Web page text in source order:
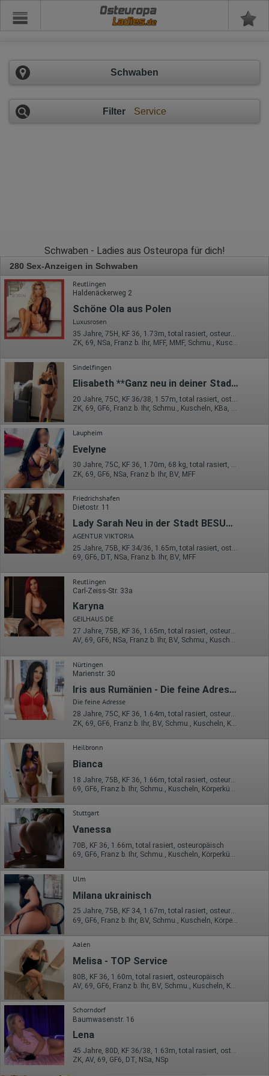
Osteuropa
Schwaben
Filter Service
Schwaben - Ladies aus Osteuropa für dich!
280 Sex-Anzeigen in Schwaben
Reutlingen
Haldenäckerweg 2
Schöne Ola aus Polen
Luxusrosen
35 Jahre, 75H, KF 36, 1.73m, total rasiert, osteuropäisch
ZK, 69, NSa, Franz b. Ihr, MFF, MMF, Schmu., Kuscheln
Sindelfingen
Elisabeth **Ganz neu in deiner Stadt !
20 Jahre, 75C, KF 36/38, 1.57m, total rasiert, osteuropäisch
ZK, 69, GF6, Franz b. Ihr, Schmu., Kuscheln, KBa, EL
Laupheim
Evelyne
30 Jahre, 75C, KF 36, 1.70m, 68 kg, total rasiert, osteuropäisch
ZK, 69, GF6, NSa, Franz b. Ihr, BV, MFF
Friedrichshafen
Dietostr. 11
Lady Sarah Neu in der Stadt BESUCHBAR UND HAUSE UND HOTELBESUCHE
AGENTUR VIKTORIA
69, GF6, DT, NSa, Franz b. Ihr, BV, MFF
Reutlingen
Carl-Zeiss-Str. 33a
Karyna
GEILHAUS.DE
27 Jahre, 75B, KF 36, 1.65m, total rasiert, osteuropäisch
AV, 69, GF6, NSa, Franz b. Ihr, BV, Schmu., Kuscheln
Nürtingen
Marienstr. 30
Iris aus Rumänien - Die feine Adresse
Die feine Adresse
28 Jahre, 75C, KF 36, 1.64m, total rasiert, osteuropäisch
Heilbronn
Bianca
69, GF6, Franz b. Ihr, Schmu., Kuscheln, Körperküs., KBp, EL
Stuttgart
Vanessa
70B, KF 36, 1.66m, total rasiert, osteuropäisch
69, GF6, Franz b. Ihr, Schmu., Kuscheln, Körperküs., KBp, EL
Ulm
Milana ukrainisch
25 Jahre, 75B, KF 34, 1.67m, total rasiert, osteuropäisch
Aalen
Melisa - TOP Service
80B, KF 36, 1.60m, total rasiert, osteuropäisch
AV, 69, GF6, Franz b. Ihr, BV, Schmu., Kuscheln, Körperküs.
Schorndorf
Baumwasenstr. 16
Lena
45 Jahre, 80D, KF 36/38, 1.63m, total rasiert, osteuropäisch
ZK, AV, 69, GF6, DT, NSa, NSp